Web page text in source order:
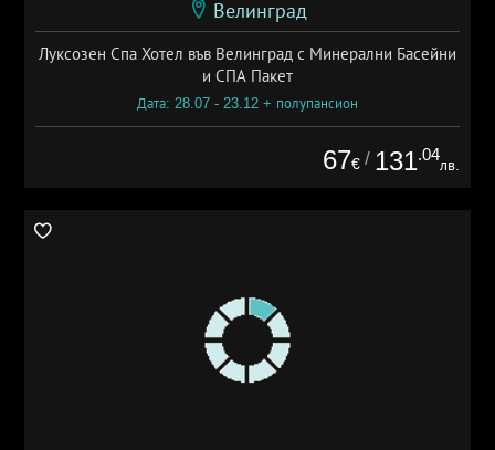
Велинград
Луксозен Спа Хотел във Велинград с Минерални Басейни
и СПА Пакет
Дата: 28.07 - 23.12 + полупансион
67€ / 131.04
лв.